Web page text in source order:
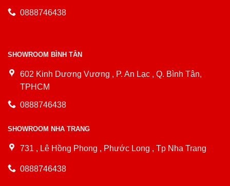
0888746438
SHOWROOM BÌNH TÂN
602 Kinh Dương Vương , P. An Lạc , Q. Bình Tân,
TPHCM
0888746438
SHOWROOM NHA TRANG
731 , Lê Hồng Phong , Phước Long , Tp Nha Trang
0888746438